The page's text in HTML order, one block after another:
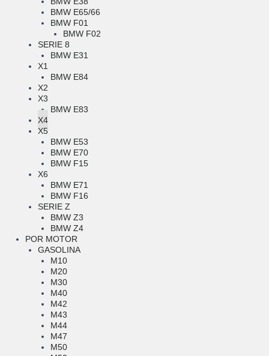
BMW E65/66
BMW F01
BMW F02
SERIE 8
BMW E31
X1
BMW E84
X2
X3
BMW E83
X4
X5
BMW E53
BMW E70
BMW F15
X6
BMW E71
BMW F16
SERIE Z
BMW Z3
BMW Z4
POR MOTOR
GASOLINA
M10
M20
M30
M40
M42
M43
M44
M47
M50